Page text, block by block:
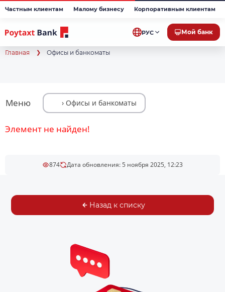
Частным клиентам Малому бизнесу Корпоративным клиентам
РУС Мой банк
Главная Офисы и банкоматы
Меню
Элемент не найден!
874 Дата обновления: 5 ноября 2025, 12:23
Назад к списку